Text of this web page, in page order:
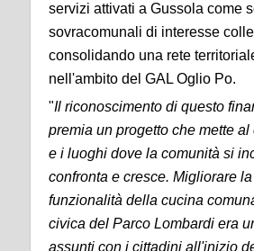
servizi attivati a Gussola come
sovracomunali di interesse
consolidando una rete
nell'ambito del GAL Oglio Po.
"Il riconoscimento di questo
premia un progetto che mette
e i luoghi dove la comunità si
confronta e cresce. Migliorare
funzionalità della cucina
civica del Parco Lombardi era
assunti con i cittadini all'inizio